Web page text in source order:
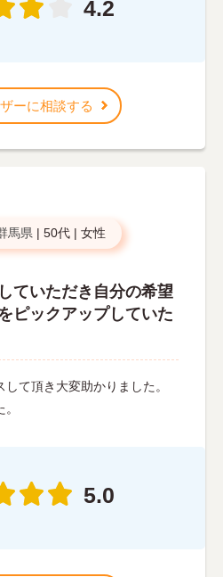
4.2
ーに相談する
馬県 | 50代 | 女性
ていただき自分の希望
ピックアップしていた
て頂き大変助かりました。
5.0